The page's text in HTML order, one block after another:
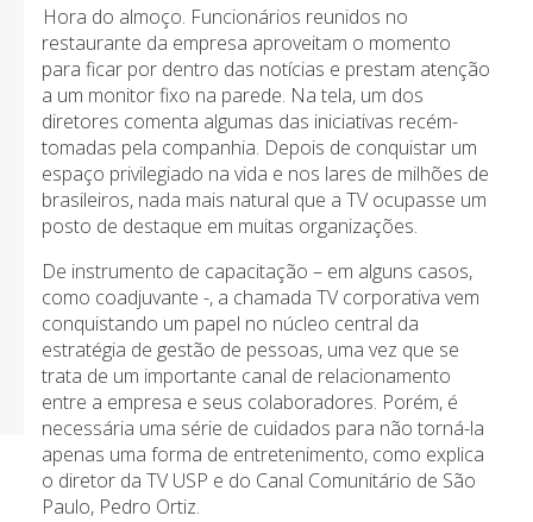
Hora do almoço. Funcionários reunidos no
restaurante da empresa aproveitam o momento
para ficar por dentro das notícias e prestam atenção
a um monitor fixo na parede. Na tela, um dos
diretores comenta algumas das iniciativas recém-
tomadas pela companhia. Depois de conquistar um
espaço privilegiado na vida e nos lares de milhões de
brasileiros, nada mais natural que a TV ocupasse um
posto de destaque em muitas organizações.
De instrumento de capacitação – em alguns casos,
como coadjuvante -, a chamada TV corporativa vem
conquistando um papel no núcleo central da
estratégia de gestão de pessoas, uma vez que se
trata de um importante canal de relacionamento
entre a empresa e seus colaboradores. Porém, é
necessária uma série de cuidados para não torná-la
apenas uma forma de entretenimento, como explica
o diretor da TV USP e do Canal Comunitário de São
Paulo, Pedro Ortiz.